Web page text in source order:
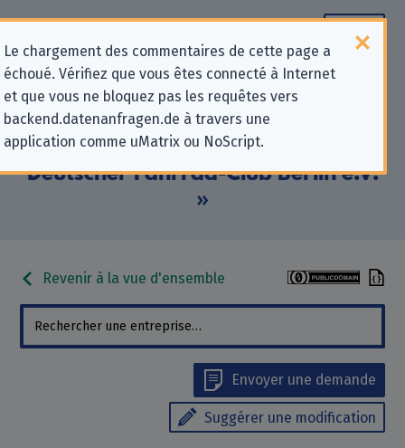
Le chargement des commentaires de cette page a
échoué. Vérifiez que vous êtes connecté à Internet
et que vous ne bloquez pas les requêtes vers
backend.datenanfragen.de à travers une
application comme uMatrix ou NoScript.
Informations de contact pour les
demandes relatives à la protection
de la vie privée pour « Allgemeiner
Deutscher Fahrrad-Club Berlin e.V.
»
Revenir à la vue d'ensemble
Envoyer une demande
Suggérer une modification